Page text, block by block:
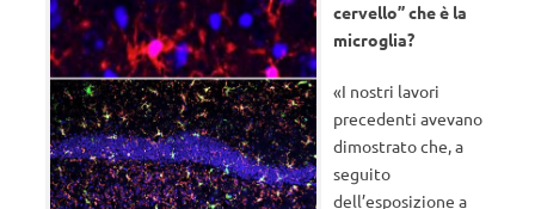
cervello” che è la
microglia?
«I nostri lavori
precedenti avevano
dimostrato che, a
seguito
dell’esposizione a